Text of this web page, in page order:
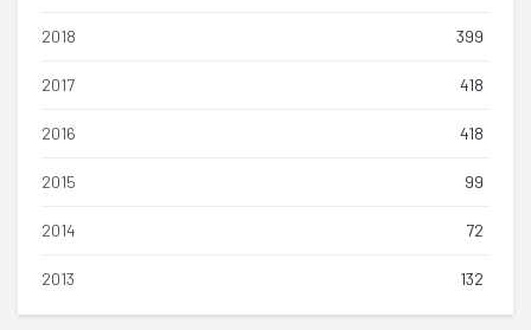
2018 399
2017 418
2016 418
2015 99
2014 72
2013 132